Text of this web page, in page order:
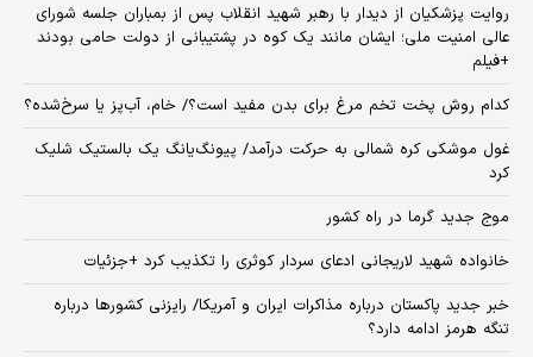
روایت پزشکیان از دیدار با رهبر شهید انقلاب پس از بمباران جلسه شورای
عالی امنیت ملی؛ ایشان مانند یک کوه در پشتیبانی از دولت حامی بودند
+فیلم
کدام روش پخت تخم مرغ برای بدن مفید است؟/ خام، آب‌پز یا سرخ‌شده؟
غول موشکی کره شمالی به حرکت درآمد/ پیونگ‌یانگ یک بالستیک شلیک
کرد
موج جدید گرما در راه کشور
خانواده شهید لاریجانی ادعای سردار کوثری را تکذیب کرد +جزئیات
خبر جدید پاکستان درباره مذاکرات ایران و آمریکا/ رایزنی کشورها درباره
تنگه هرمز ادامه دارد؟